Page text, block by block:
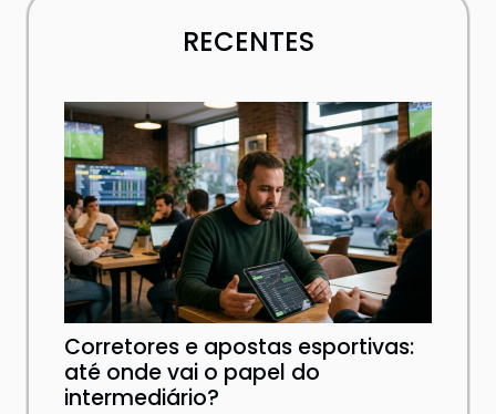
RECENTES
Corretores e apostas esportivas:
até onde vai o papel do
intermediário?